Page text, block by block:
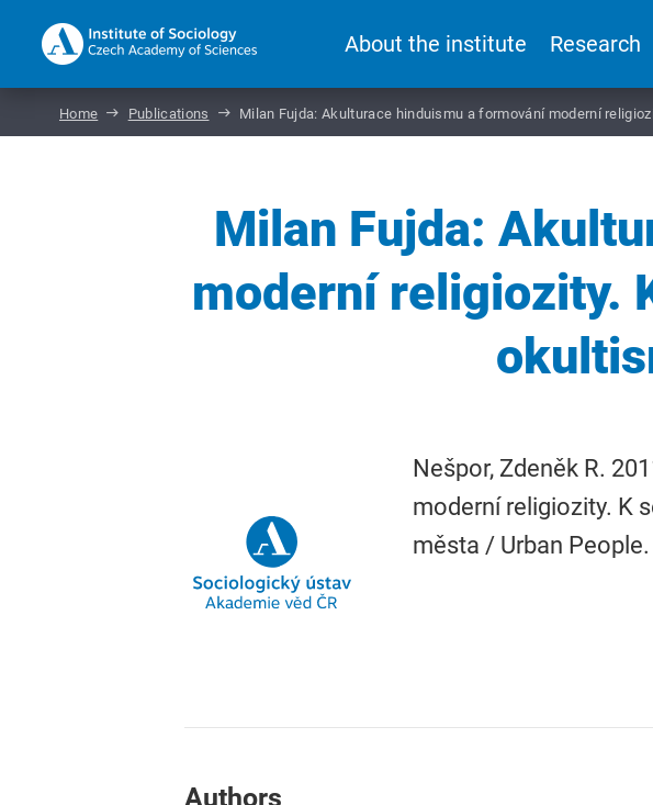
About the institute Research
Home Publications Milan Fujda: Akulturace hinduismu a formování moderní
Milan Fujda:
moderní religiozity.
Nešpor, Zdeněk R.
moderní religiozity. K
města / Urban
Authors